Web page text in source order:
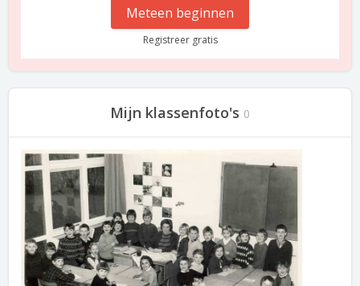
Meteen beginnen
Registreer gratis
Mijn klassenfoto's 0